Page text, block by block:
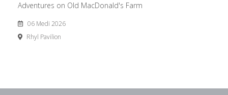
Adventures on Old MacDonald's Farm
06 Medi 2026
Rhyl Pavilion